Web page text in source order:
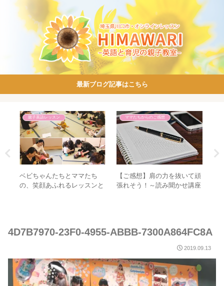
最新ブログ記事はこちら
親子英語レッスン
ベビちゃんたちとママたち
の、笑顔あふれるレッスンと
ママたちからのご感想
【ご感想】肩の力を抜いて頑
張れそう！～読み聞かせ講座
4D7B7970-23F0-4955-ABBB-7300A864FC8A
2019.09.13